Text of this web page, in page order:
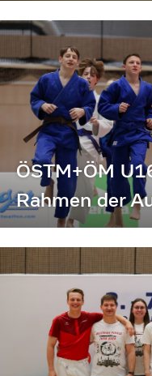
ÖSTM+ÖM
Rahmen der